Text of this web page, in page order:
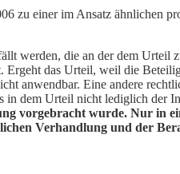
zu einer im Ansatz ähnlichen
die an der dem Urteil
das Urteil, weil die
anwendbar. Eine andere
dem Urteil nicht lediglich der
vorgebracht wurde. Nur in
Verhandlung und der